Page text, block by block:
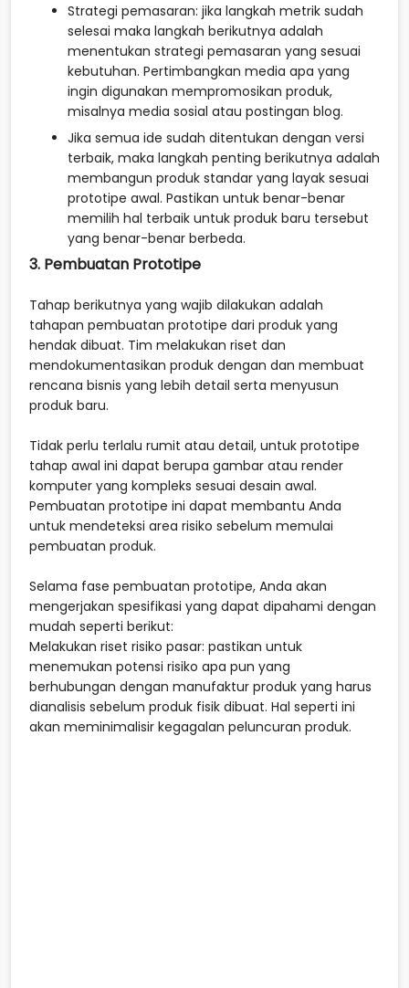
Strategi pemasaran: jika langkah metrik sudah
selesai maka langkah berikutnya adalah
menentukan strategi pemasaran yang sesuai
kebutuhan. Pertimbangkan media apa yang
ingin digunakan mempromosikan produk,
misalnya media sosial atau postingan blog.
Jika semua ide sudah ditentukan dengan versi
terbaik, maka langkah penting berikutnya adalah
membangun produk standar yang layak sesuai
prototipe awal. Pastikan untuk benar-benar
memilih hal terbaik untuk produk baru tersebut
yang benar-benar berbeda.
3. Pembuatan Prototipe
Tahap berikutnya yang wajib dilakukan adalah
tahapan pembuatan prototipe dari produk yang
hendak dibuat. Tim melakukan riset dan
mendokumentasikan produk dengan dan membuat
rencana bisnis yang lebih detail serta menyusun
produk baru.
Tidak perlu terlalu rumit atau detail, untuk prototipe
tahap awal ini dapat berupa gambar atau render
komputer yang kompleks sesuai desain awal.
Pembuatan prototipe ini dapat membantu Anda
untuk mendeteksi area risiko sebelum memulai
pembuatan produk.
Selama fase pembuatan prototipe, Anda akan
mengerjakan spesifikasi yang dapat dipahami dengan
mudah seperti berikut:
Melakukan riset risiko pasar: pastikan untuk
menemukan potensi risiko apa pun yang
berhubungan dengan manufaktur produk yang harus
dianalisis sebelum produk fisik dibuat. Hal seperti ini
akan meminimalisir kegagalan peluncuran produk.